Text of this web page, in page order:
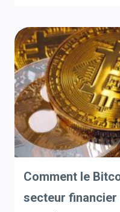
Comment le
secteur financier